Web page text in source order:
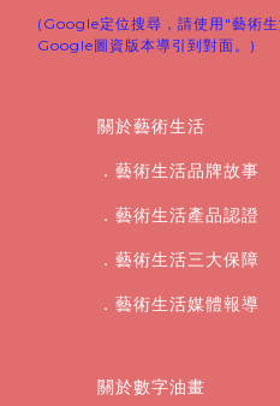
(Google定位搜尋，請使用"藝術
Google圖資版本導引到對面。)
關於藝術生活
．藝術生活品牌故事
．藝術生活產品認證
．藝術生活三大保障
．藝術生活媒體報導
關於數字油畫